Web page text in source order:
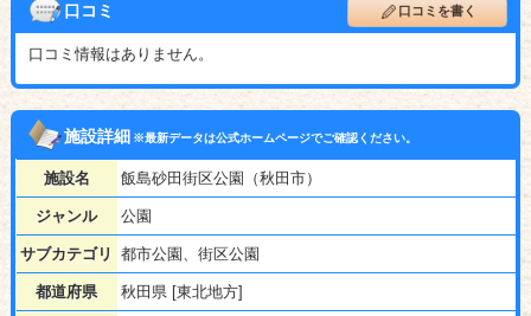
口コミ 口コミを書く
口コミ情報はありません。
施設詳細※最新データは公式ホームページでご確認ください。
施設名 飯島砂田街区公園（秋田市）
ジャンル 公園
サブカテゴリ 都市公園、街区公園
都道府県 秋田県 [東北地方]